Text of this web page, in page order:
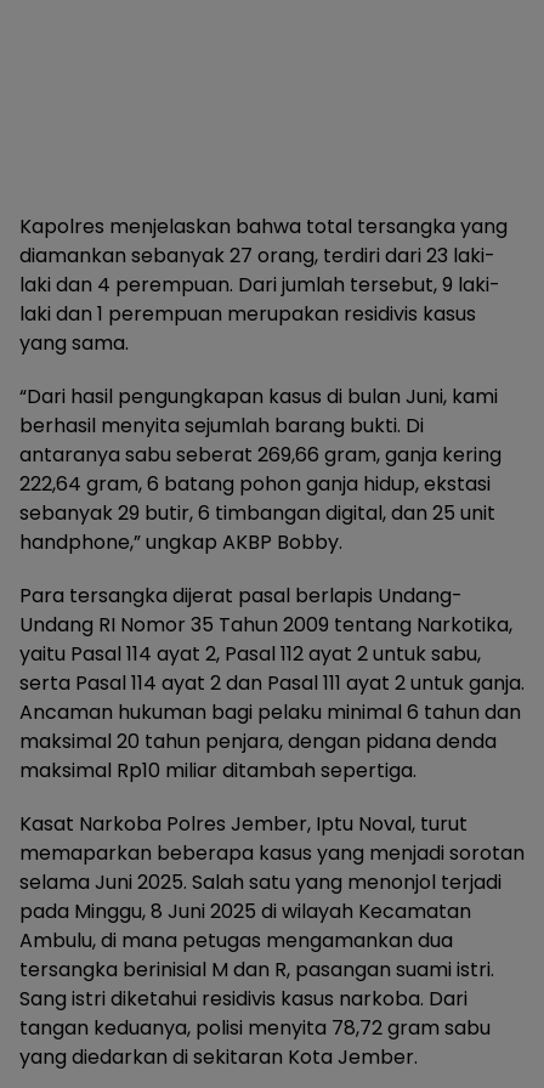
Kapolres menjelaskan bahwa total tersangka yang
diamankan sebanyak 27 orang, terdiri dari 23 laki-
laki dan 4 perempuan. Dari jumlah tersebut, 9 laki-
laki dan 1 perempuan merupakan residivis kasus
yang sama.
“Dari hasil pengungkapan kasus di bulan Juni, kami
berhasil menyita sejumlah barang bukti. Di
antaranya sabu seberat 269,66 gram, ganja kering
222,64 gram, 6 batang pohon ganja hidup, ekstasi
sebanyak 29 butir, 6 timbangan digital, dan 25 unit
handphone,” ungkap AKBP Bobby.
Para tersangka dijerat pasal berlapis Undang-
Undang RI Nomor 35 Tahun 2009 tentang Narkotika,
yaitu Pasal 114 ayat 2, Pasal 112 ayat 2 untuk sabu,
serta Pasal 114 ayat 2 dan Pasal 111 ayat 2 untuk ganja.
Ancaman hukuman bagi pelaku minimal 6 tahun dan
maksimal 20 tahun penjara, dengan pidana denda
maksimal Rp10 miliar ditambah sepertiga.
Kasat Narkoba Polres Jember, Iptu Noval, turut
memaparkan beberapa kasus yang menjadi sorotan
selama Juni 2025. Salah satu yang menonjol terjadi
pada Minggu, 8 Juni 2025 di wilayah Kecamatan
Ambulu, di mana petugas mengamankan dua
tersangka berinisial M dan R, pasangan suami istri.
Sang istri diketahui residivis kasus narkoba. Dari
tangan keduanya, polisi menyita 78,72 gram sabu
yang diedarkan di sekitaran Kota Jember.